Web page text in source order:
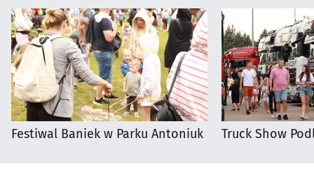
Festiwal Baniek w Parku Antoniuk Truck Show